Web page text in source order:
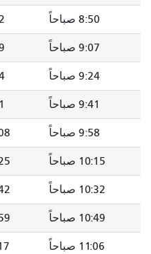
9:09 صباحًا
9:26 صباحاً
9:40 صباحاً
9:57 صباحاً
10:14 صباحاً
10:31 صباحاً
10:48 صباحاً
11:05 صباحاً
11:23 صباحاً